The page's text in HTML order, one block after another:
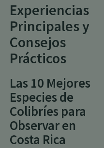
Experiencias
Principales y
Consejos
Prácticos
Las 10 Mejores
Especies de
Colibríes para
Observar en
Costa Rica